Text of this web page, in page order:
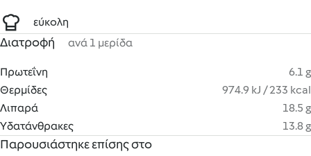
εύκολη
Διατροφή ανά 1 μερίδα
Πρωτεΐνη
6.1 g
Θερμίδες
974.9 kJ / 233 kcal
Λιπαρά
18.5 g
Υδατάνθρακες
13.8 g
Παρουσιάστηκε επίσης στο